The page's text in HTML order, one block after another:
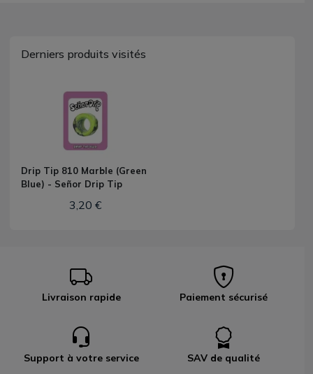
Derniers produits visités
Drip Tip 810 Marble (Green
Blue) - Señor Drip Tip
3,20 €
Livraison rapide Paiement sécurisé
Support à votre service SAV de qualité